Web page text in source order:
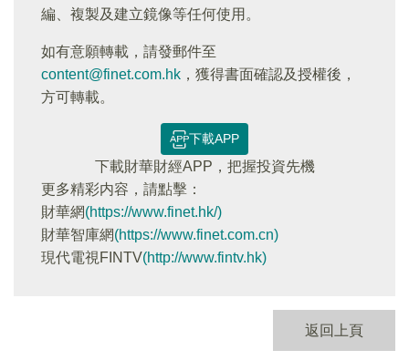
編、複製及建立鏡像等任何使用。
如有意願轉載，請發郵件至
content@finet.com.hk ，獲得書面確認及授權後，
方可轉載。
下載APP
下載財華財經APP，把握投資先機
更多精彩内容，請點擊：
財華網(https://www.finet.hk/)
財華智庫網(https://www.finet.com.cn)
現代電視FINTV(http://www.fintv.hk)
返回上頁